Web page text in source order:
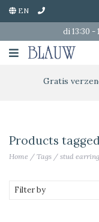
EN
di 13:30 -
Gratis
Products
Home / Tags / stud
Filter by